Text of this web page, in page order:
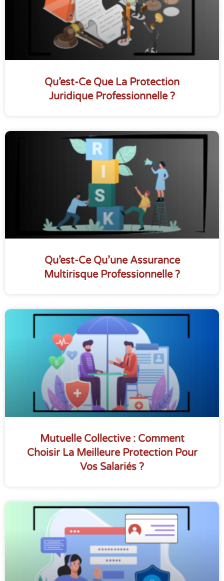
Qu’est-Ce Que La Protection
Juridique Professionnelle ?
Qu’est-Ce Qu’une Assurance
Multirisque Professionnelle ?
Mutuelle Collective : Comment
Choisir La Meilleure Protection Pour
Vos Salariés ?